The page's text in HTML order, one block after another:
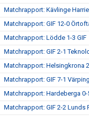
Matchrapport: Kävlinge Harrie
Matchrapport: GIF 12-0
Matchrapport: Lödde 1-3 GIF
Matchrapport: GIF 2-1
Matchrapport: Helsingkrona
Matchrapport: GIF 7-1
Matchrapport: Hardeberga 0-
Matchrapport: GIF 2-2 Lunds